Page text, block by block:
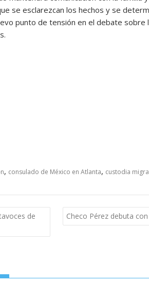
se esclarezcan los hechos y se
punto de tensión en el debate sobre
, consulado de México en Atlanta, custodia
de
Checo Pérez debuta